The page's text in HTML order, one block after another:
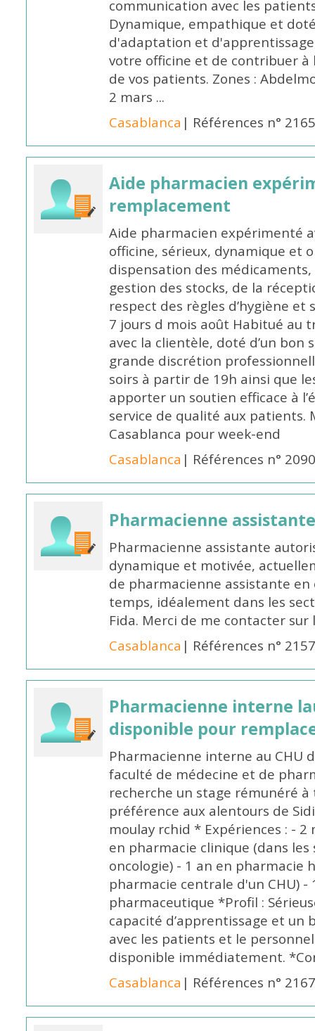
communication avec les
Dynamique, empathique et
d'adaptation et
votre officine et de contribuer
de vos patients. Zones :
2 mars ...
Casablanca | Références n°
Aide pharmacien
remplacement
Aide pharmacien expérimenté
officine, sérieux, dynamique et
dispensation des
gestion des stocks, de la
respect des règles d’hygiène
7 jours d mois août Habitué au
avec la clientèle, doté d’un bon
grande discrétion
soirs à partir de 19h ainsi que
apporter un soutien efficace à
service de qualité aux patients.
Casablanca pour week-end
Casablanca | Références n°
Pharmacienne
Pharmacienne assistante
dynamique et motivée,
de pharmacienne assistante en
temps, idéalement dans les
Fida. Merci de me contacter sur
Casablanca | Références n°
Pharmacienne interne
disponible pour
Pharmacienne interne au CHU
faculté de médecine et de
recherche un stage rémunéré
préférence aux alentours de
moulay rchid * Expériences : -
en pharmacie clinique (dans les
oncologie) - 1 an en pharmacie
pharmacie centrale d'un CHU)
pharmaceutique *Profil :
capacité d’apprentissage et un
avec les patients et le
disponible immédiatement.
Casablanca | Références n°